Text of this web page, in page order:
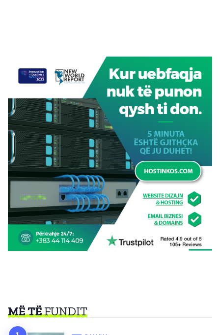
MË TËFUNDIT